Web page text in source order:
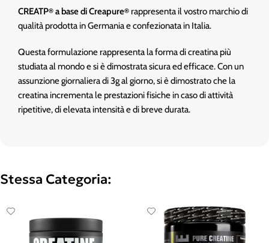
CREATP® a base di Creapure® rappresenta il vostro marchio di
qualità prodotta in Germania e confezionata in Italia.
Questa formulazione rappresenta la forma di creatina più
studiata al mondo e si è dimostrata sicura ed efficace. Con un
assunzione giornaliera di 3g al giorno, si è dimostrato che la
creatina incrementa le prestazioni fisiche in caso di attività
ripetitive, di elevata intensità e di breve durata.
Stessa Categoria: